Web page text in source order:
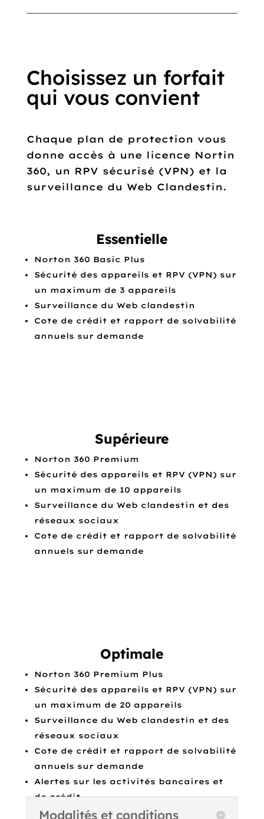
Choisissez un forfait
qui vous convient
Chaque plan de protection vous
donne accès à une licence Nortin
360, un RPV sécurisé (VPN) et la
surveillance du Web Clandestin.
Essentielle
Norton 360 Basic Plus
Sécurité des appareils et RPV (VPN) sur
un maximum de 3 appareils
Surveillance du Web clandestin
Cote de crédit et rapport de solvabilité
annuels sur demande
Supérieure
Norton 360 Premium
Sécurité des appareils et RPV (VPN) sur
un maximum de 10 appareils
Surveillance du Web clandestin et des
réseaux sociaux
Cote de crédit et rapport de solvabilité
annuels sur demande
Optimale
Norton 360 Premium Plus
Sécurité des appareils et RPV (VPN) sur
un maximum de 20 appareils
Surveillance du Web clandestin et des
réseaux sociaux
Cote de crédit et rapport de solvabilité
annuels sur demande
Alertes sur les activités bancaires et
de crédit
Modalités et conditions